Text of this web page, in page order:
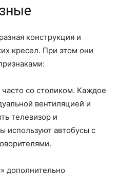
конструкция и
кресел. При этом они
со столиком. Каждое
вентиляцией и
телевизор и
используют автобусы с
дополнительно